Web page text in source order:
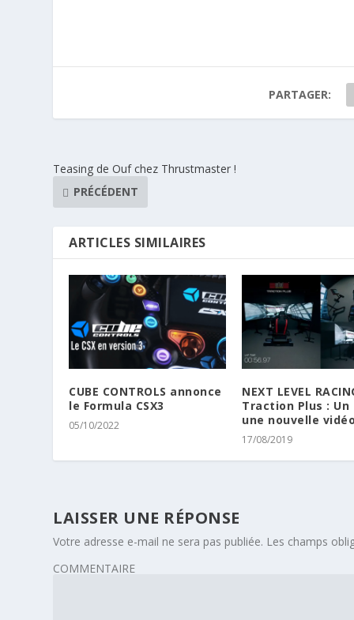
PARTAGER:
Teasing de Ouf chez Thrustmaster !
PRÉCÉDENT
ARTICLES SIMILAIRES
CUBE CONTROLS annonce
le Formula CSX3
05/10/2022
NEXT LEVEL
Traction Plus :
une nouvelle
17/08/2019
LAISSER UNE RÉPONSE
Votre adresse e-mail ne sera pas publiée. Les champs
COMMENTAIRE